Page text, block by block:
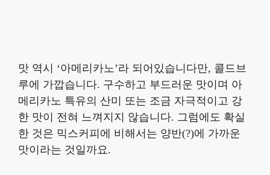
맛 역시 ‘아메리카노’라 되어있습니다만, 콜드브
루에 가깝습니다. 구수하고 부드러운 맛이며 아
메리카노 특유의 산미 또는 조금 자극적이고 강
한 맛이 전혀 느껴지지 않습니다. 그럼에도 확실
한 것은 믹스커피에 비해서는 양반(?)에 가까운
맛이라는 것일까요.